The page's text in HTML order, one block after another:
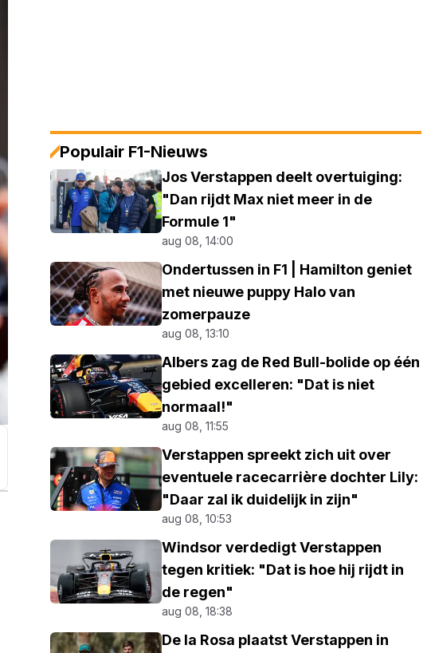
Populair F1-Nieuws
Jos Verstappen deelt overtuiging:
"Dan rijdt Max niet meer in de
Formule 1"
aug 08, 14:00
Ondertussen in F1 | Hamilton geniet
met nieuwe puppy Halo van
zomerpauze
aug 08, 13:10
Albers zag de Red Bull-bolide op één
gebied excelleren: "Dat is niet
normaal!"
aug 08, 11:55
Verstappen spreekt zich uit over
eventuele racecarrière dochter Lily:
"Daar zal ik duidelijk in zijn"
aug 08, 10:53
Windsor verdedigt Verstappen
tegen kritiek: "Dat is hoe hij rijdt in
de regen"
aug 08, 18:38
De la Rosa plaatst Verstappen in